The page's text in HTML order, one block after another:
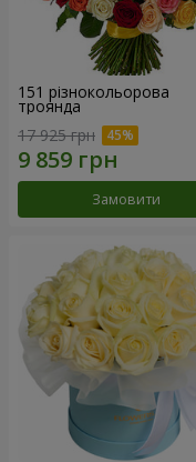
151 різнокольорова
троянда
17 925 грн
Замовити